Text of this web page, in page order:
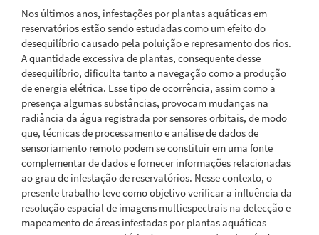
Nos últimos anos, infestações por plantas aquáticas em
reservatórios estão sendo estudadas como um efeito do
desequilíbrio causado pela poluição e represamento dos rios.
A quantidade excessiva de plantas, consequente desse
desequilíbrio, dificulta tanto a navegação como a produção
de energia elétrica. Esse tipo de ocorrência, assim como a
presença algumas substâncias, provocam mudanças na
radiância da água registrada por sensores orbitais, de modo
que, técnicas de processamento e análise de dados de
sensoriamento remoto podem se constituir em uma fonte
complementar de dados e fornecer informações relacionadas
ao grau de infestação de reservatórios. Nesse contexto, o
presente trabalho teve como objetivo verificar a influência da
resolução espacial de imagens multiespectrais na detecção e
mapeamento de áreas infestadas por plantas aquáticas